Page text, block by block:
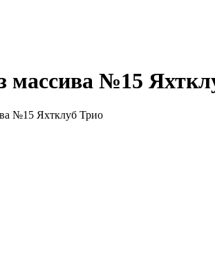
массива №15
№15 Яхтклуб Трио